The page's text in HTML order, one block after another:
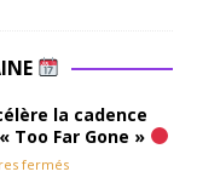
la cadence
Too Far Gone »
fermés